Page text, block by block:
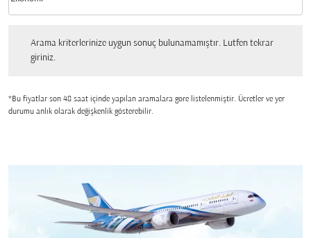
Kabin Sınıfı option Ekonomi Selected
Arama kriterlerinize uygun sonuç bulunamamıştır. Lutfen tekrar
giriniz.
*Bu fiyatlar son 48 saat içinde yapılan aramalara gore listelenmiştir. Ücretler ve yer
durumu anlık olarak değişkenlik gösterebilir.